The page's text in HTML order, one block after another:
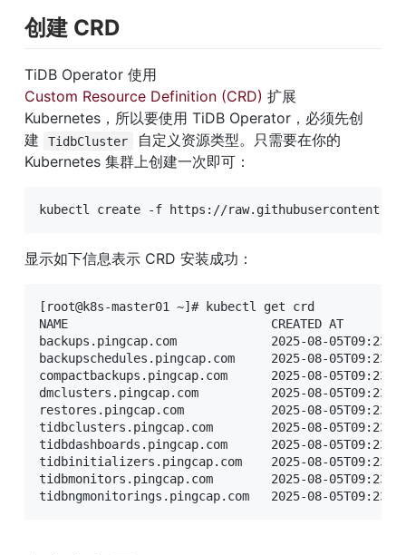
创建 CRD
TiDB Operator 使用
Custom Resource Definition (CRD) 扩展
Kubernetes，所以要使用 TiDB Operator，必须先创
建
TidbCluster
自定义资源类型。只需要在你的
Kubernetes 集群上创建一次即可：
kubectl create -f https://
显示如下信息表示 CRD 安装成功：
[root@k8s-master01 ~]# kubectl get crd
NAME                            CREATED AT
backups.pingcap.com             2025-08-
backupschedules.pingcap.com     2025-08-
compactbackups.pingcap.com      2025-08-
dmclusters.pingcap.com          2025-08-
restores.pingcap.com            2025-08-
tidbclusters.pingcap.com        2025-08-
tidbdashboards.pingcap.com      2025-08-
tidbinitializers.pingcap.com    2025-08-
tidbmonitors.pingcap.com        2025-08-
tidbngmonitorings.pingcap.com   2025-08-